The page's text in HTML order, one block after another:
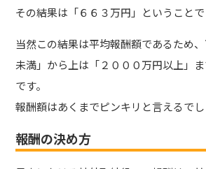
その結果は「６６３万円 」ということで
当然この結果は平均報酬額であるため
未満」から上は「２０００万円以上」
です。
報酬額はあくまでピンキリと言えるでし
報酬の決め方